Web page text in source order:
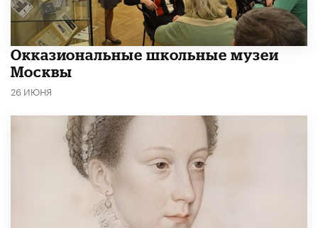
​Окказиональные школьные музеи
Москвы
26 ИЮНЯ